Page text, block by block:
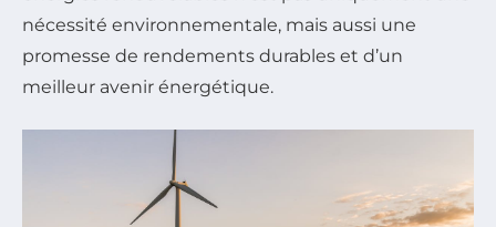
nécessité environnementale, mais aussi une
promesse de rendements durables et d’un
meilleur avenir énergétique.